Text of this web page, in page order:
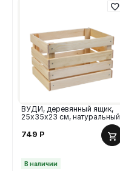
ВУДИ, деревянный ящик,
25х35х23 см, натуральный
749 Р
В наличии